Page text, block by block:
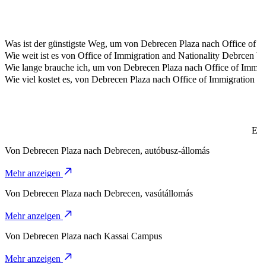
Was ist der günstigste Weg, um von Debrecen Plaza nach Office
Die preiswerteste Art, von Debrecen Plaza nach Office of
Wie weit ist es von Office of Immigration and Nationality Debrcen
Office of Immigration and Nationality Debrcen ist ungefähr 5,2
Wie lange brauche ich, um von Debrecen Plaza nach Office of
Die Fahrt von Debrecen Plaza nach Office of Immigration and
Wie viel kostet es, von Debrecen Plaza nach Office of
Von Debrecen Plaza nach Debrecen, autóbusz-állomás
Mehr anzeigen
Von Debrecen Plaza nach Debrecen, vasútállomás
Mehr anzeigen
Von Debrecen Plaza nach Kassai Campus
Mehr anzeigen